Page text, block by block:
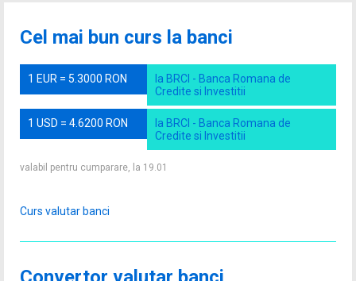
Cel mai bun curs la banci
1 EUR = 5.3000 RON
la BRCI - Banca Romana de
Credite si Investitii
1 USD = 4.6200 RON
la BRCI - Banca Romana de
Credite si Investitii
valabil pentru cumparare, la 19.01
Curs valutar banci